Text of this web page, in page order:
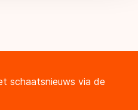
schaatsnieuws via de